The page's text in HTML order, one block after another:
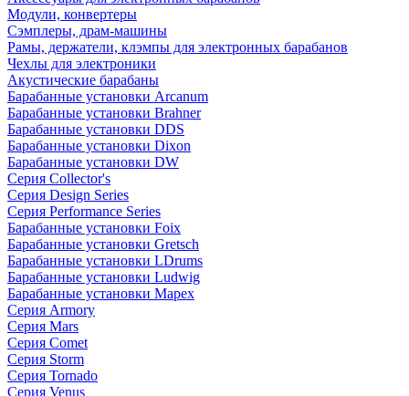
Модули, конвертеры
Сэмплеры, драм-машины
Рамы, держатели, клэмпы для электронных барабанов
Чехлы для электроники
Акустические барабаны
Барабанные установки Arcanum
Барабанные установки Brahner
Барабанные установки DDS
Барабанные установки Dixon
Барабанные установки DW
Серия Collector's
Серия Design Series
Серия Performance Series
Барабанные установки Foix
Барабанные установки Gretsch
Барабанные установки LDrums
Барабанные установки Ludwig
Барабанные установки Mapex
Серия Armory
Серия Mars
Серия Comet
Серия Storm
Серия Tornado
Серия Venus